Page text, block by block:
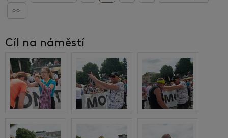
>>
Cíl na náměstí